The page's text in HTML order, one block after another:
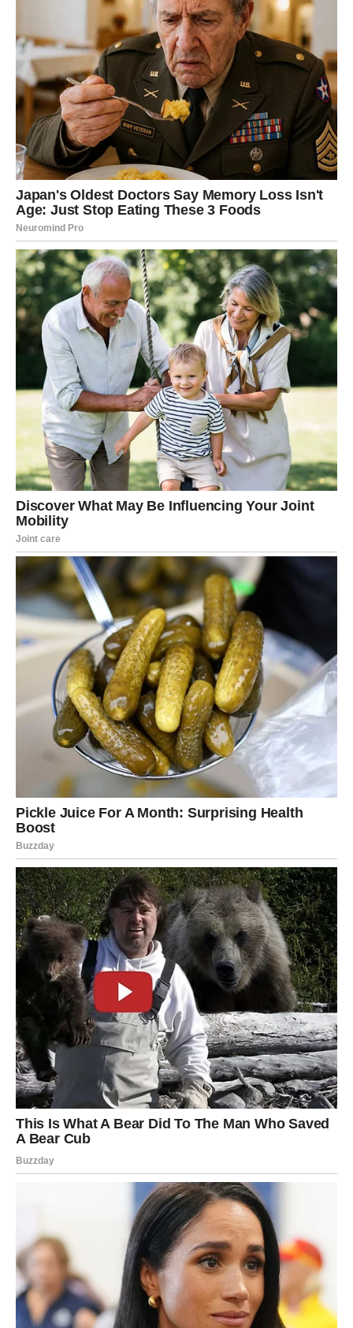
aventurina, i nošenje bijele odjeće
petkom dodatno pojačavaju vibracije Venere. Vage bi
trebale iskoristiti ovaj mjesec za jačanje odnosa s
voljenima i izgradnju čvrstih temelja za budućnost.
Škorpija (Vrishchika Rashi):
Transformacija i Poslovne Prilike
Škorpijadoživljava snažan lični uspon i transformaciju. U
fokusu su poslovne prilike, ali i unutrašnja transformacija
kroz duhovni rad. Intenzivne emocije traže kontrolu i
pravilno usmjeravanje. Doniranjecrvene sočivai
praktikovanjepranajamepomažu u kanalisanju energije.
Škorpije bi trebale raditi na svojoj emocionalnoj
inteligenciji kako bi bolje upravljale svojim odnosima i
poslovnim izazovima.
Strelac (Dhanu Rashi): Širenje Horizonti
Strelacje pozvan da dijeli i širi svoje horizonte. Mjesec
donosi prilike za putovanja i duhovno vođstvo. Međutim,
oprez je potreban, jernestrpljenjemože pokvariti velike
planove. RecitovanjeGayatri mantrei donacije voća ili
knjiga školama otvaraju vrata blagoslovima. Strelčevi bi
trebali raditi na svom strpljenju i promišljenosti kako bi
iskoristili sve prednosti koje ovaj period nudi.
Jarac (Makara Rashi): Upornost i
Obaveze
Jaracosjeća težinu obaveza, ali i snagu upornosti.
Avgust donosi nagrade onima koji ostajuistrajni, bez
obzira na prepreke. Post subotom i pomaganje ljudima u
uniformi (vojska, policija, komunalni radnici) jačaju
pozitivne karmičke tokove. Jarčevi bi trebali usmjeriti
svoju energiju na dugoročne ciljeve i raditi na jačanju
svoje unutrašnje snage.
Vodolija (Kumbha Rashi): Oslobađanje od
Starih Obrasaca
Vodolijase suočava s dubokim oslobađanjem tokom